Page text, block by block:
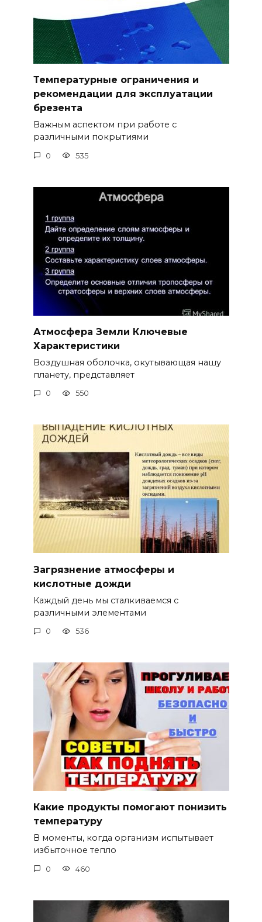
Температурные ограничения и
рекомендации для эксплуатации
брезента
Важным аспектом при работе с
различными покрытиями
0 535
Атмосфера Земли Ключевые
Характеристики
Воздушная оболочка, окутывающая нашу
планету, представляет
0 550
Загрязнение атмосферы и
кислотные дожди
Каждый день мы сталкиваемся с
различными элементами
0 536
Какие продукты помогают понизить
температуру
В моменты, когда организм испытывает
избыточное тепло
0 460